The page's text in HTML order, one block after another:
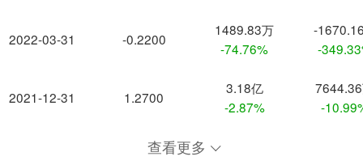
2022-03-31
2021-12-31
-0.2200
1489.83万
-74.76%
-
-
1.2700
3.18亿
-2.87%
-
查看更多